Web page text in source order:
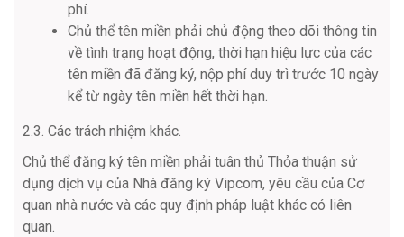
phí.
Chủ thể tên miền phải chủ động theo dõi thông tin
về tình trạng hoạt động, thời hạn hiệu lực của các
tên miền đã đăng ký, nộp phí duy trì trước 10 ngày
kể từ ngày tên miền hết thời hạn.
2.3. Các trách nhiệm khác.
Chủ thể đăng ký tên miền phải tuân thủ Thỏa thuận sử
dụng dịch vụ của Nhà đăng ký Vipcom, yêu cầu của Cơ
quan nhà nước và các quy định pháp luật khác có liên
quan.